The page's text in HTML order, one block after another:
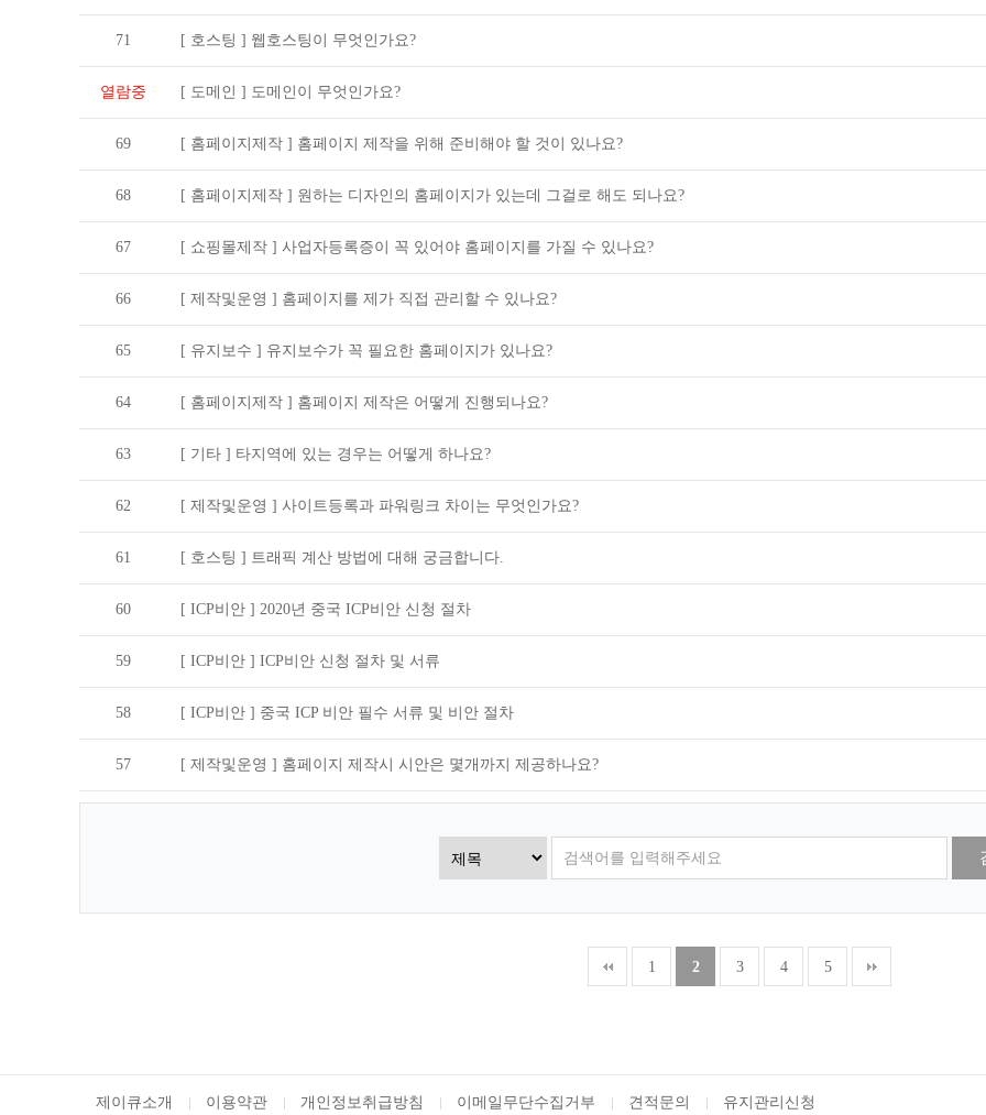
71 [ 호스팅 ] 웹호스팅이 무엇인가요?
열람중 [ 도메인 ] 도메인이 무엇인가요?
69 [ 홈페이지제작 ] 홈페이지 제작을 위해 준비해야 할 것이 있나요?
68 [ 홈페이지제작 ] 원하는 디자인의 홈페이지가 있는데 그걸로 해도 되나요?
67 [ 쇼핑몰제작 ] 사업자등록증이 꼭 있어야 홈페이지를 가질 수 있나요?
66 [ 제작및운영 ] 홈페이지를 제가 직접 관리할 수 있나요?
65 [ 유지보수 ] 유지보수가 꼭 필요한 홈페이지가 있나요?
64 [ 홈페이지제작 ] 홈페이지 제작은 어떻게 진행되나요?
63 [ 기타 ] 타지역에 있는 경우는 어떻게 하나요?
62 [ 제작및운영 ] 사이트등록과 파워링크 차이는 무엇인가요?
61 [ 호스팅 ] 트래픽 계산 방법에 대해 궁금합니다.
60 [ ICP비안 ] 2020년 중국 ICP비안 신청 절차
59 [ ICP비안 ] ICP비안 신청 절차 및 서류
58 [ ICP비안 ] 중국 ICP 비안 필수 서류 및 비안 절차
57 [ 제작및운영 ] 홈페이지 제작시 시안은 몇개까지 제공하나요?
1 2 3 4 5
제이큐소개 이용약관 개인정보취급방침 이메일무단수집거부 견적문의 유지관리신청